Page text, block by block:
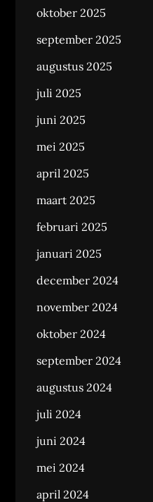
oktober 2025
september 2025
augustus 2025
juli 2025
juni 2025
mei 2025
april 2025
maart 2025
februari 2025
januari 2025
december 2024
november 2024
oktober 2024
september 2024
augustus 2024
juli 2024
juni 2024
mei 2024
april 2024